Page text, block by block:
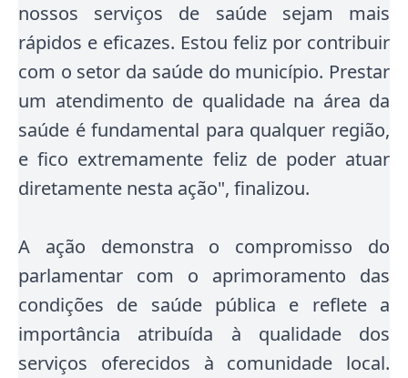
nossos serviços de saúde sejam mais
rápidos e eficazes. Estou feliz por contribuir
com o setor da saúde do município. Prestar
um atendimento de qualidade na área da
saúde é fundamental para qualquer região,
e fico extremamente feliz de poder atuar
diretamente nesta ação", finalizou.
A ação demonstra o compromisso do
parlamentar com o aprimoramento das
condições de saúde pública e reflete a
importância atribuída à qualidade dos
serviços oferecidos à comunidade local.